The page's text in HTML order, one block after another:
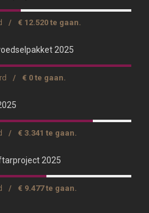
/ € 12.520 te gaan.
2025
/ € 0 te gaan.
/ € 3.341 te gaan.
2025
/ € 9.477 te gaan.